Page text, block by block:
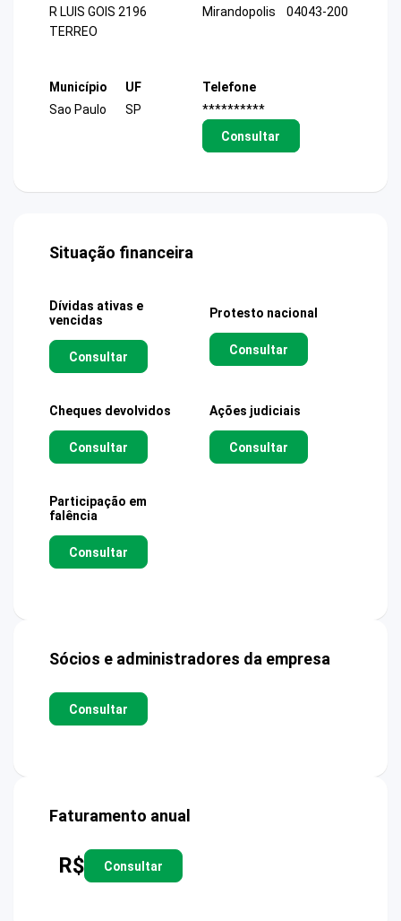
R LUIS GOIS 2196
TERREO
Mirandopolis
04043-200
Município
Sao Paulo
UF
SP
Telefone
**********
Consultar
Situação financeira
Dívidas ativas e
vencidas
Consultar
Protesto nacional
Consultar
Cheques devolvidos
Consultar
Ações judiciais
Consultar
Participação em
falência
Consultar
Sócios e administradores da empresa
Consultar
Faturamento anual
R$ Consultar